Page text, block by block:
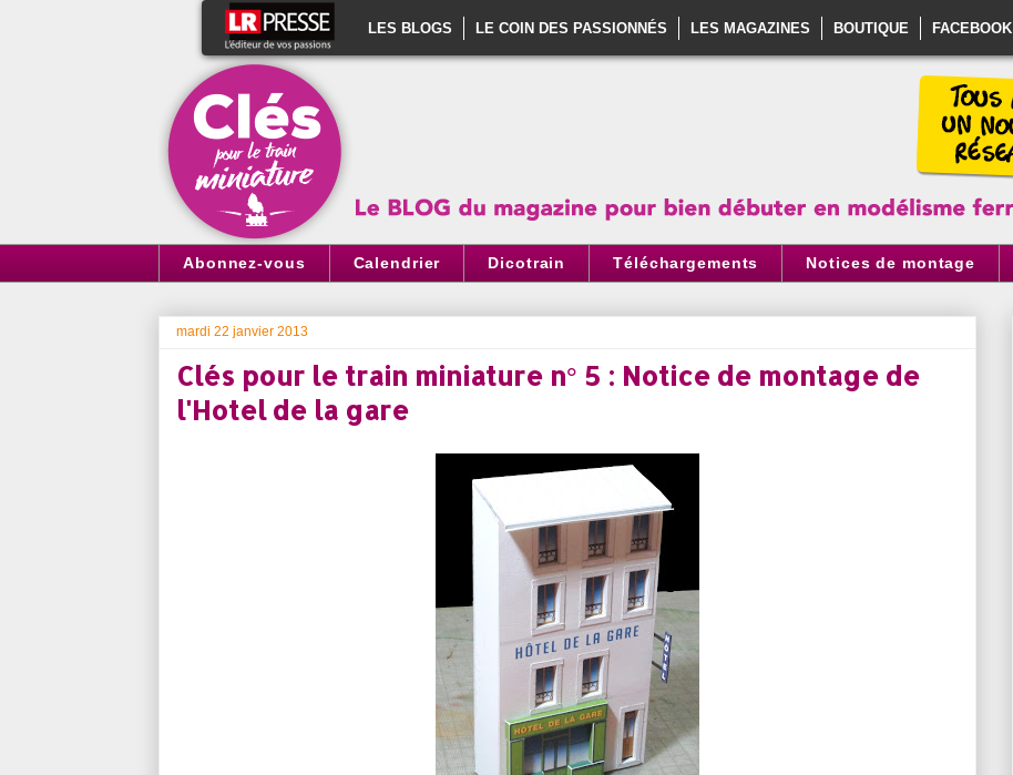
LES BLOGS LE COIN DES PASSIONNÉS LES MAGAZINES BOUTIQUE FACEBOOK
Abonnez-vous Calendrier Dicotrain Téléchargements Notices de montage
mardi 22 janvier 2013
Clés pour le train miniature n° 5 : Notice de montage de
l'Hotel de la gare